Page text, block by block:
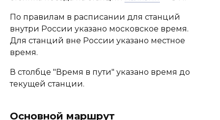
По правилам в расписании для станций
внутри России указано московское время.
Для станций вне России указано местное
время.
В столбце "Время в пути" указано время до
текущей станции.
Основной маршрут